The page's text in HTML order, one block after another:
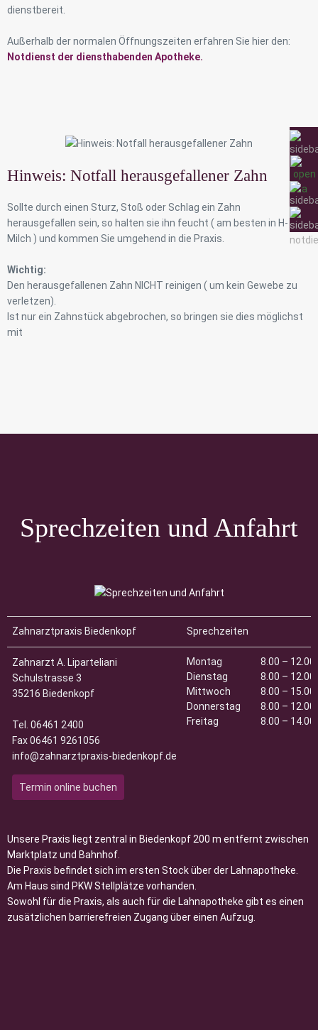
dienstbereit.
Außerhalb der normalen Öffnungszeiten erfahren Sie hier den:
Notdienst der diensthabenden Apotheke.
Hinweis: Notfall herausgefallener Zahn
Sollte durch einen Sturz, Stoß oder Schlag ein Zahn
herausgefallen sein, so halten sie ihn feucht ( am besten in H-
Milch ) und kommen Sie umgehend in die Praxis.
Wichtig:
Den herausgefallenen Zahn NICHT reinigen ( um kein Gewebe zu
verletzen).
Ist nur ein Zahnstück abgebrochen, so bringen sie dies möglichst
mit
Sprechzeiten und Anfahrt
Zahnarztpraxis Biedenkopf Sprechzeiten
Zahnarzt A. Liparteliani
Schulstrasse 3
35216 Biedenkopf
Tel. 06461 2400
Fax 06461 9261056
info@zahnarztpraxis-biedenkopf.de
Termin online buchen
Montag
Dienstag
Mittwoch
Donnerstag
Freitag
8.00 – 12.00
8.00 – 12.00
8.00 – 15.00
8.00 – 12.00
8.00 – 14.00
Unsere Praxis liegt zentral in Biedenkopf 200 m entfernt zwischen
Marktplatz und Bahnhof.
Die Praxis befindet sich im ersten Stock über der Lahnapotheke.
Am Haus sind PKW Stellplätze vorhanden.
Sowohl für die Praxis, als auch für die Lahnapotheke gibt es einen
zusätzlichen barrierefreien Zugang über einen Aufzug.